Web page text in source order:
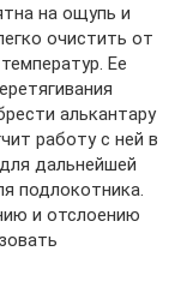
на ощупь и
очистить от
Ее
алькантару
работу с ней в
дальнейшей
подлокотника.
и отслоению